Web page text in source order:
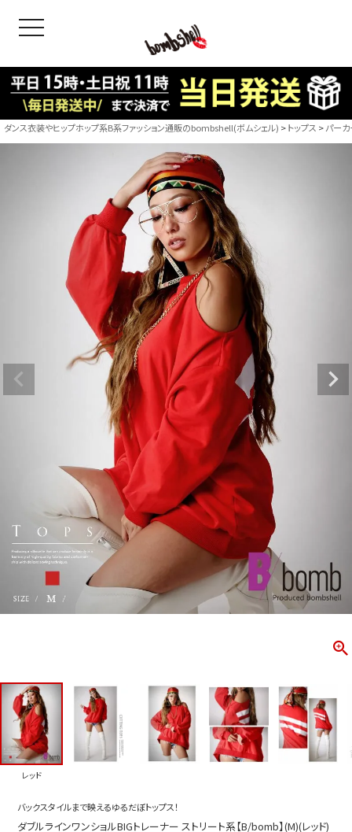
toggle navigation
＝ボムシェル】はダンス衣装専門ブランド。
衣装ならお任せ！オリジナル衣装やダンス衣装のトータル
ィネートのご提案。 ボムシェルならではの最新で斬新な
えをお届け。 撮影で使用してる小物や靴などダンサー必
ーデはイメージしやすく、全てボムシェルでご購入可能。
とは差別化出来るしっかりした衣装のご提案はダンサー
ージ映えを全力で応援してます。
商品一覧
CONTENTS
ス
ス
アップ
B/bomb
【B/
「これど
好き女子
レッスン
PICKUP
新作
トップス
ボトムス
ダンス衣装やヒップホップ系B系ファッション通販のbombshell(ボムシェル) トップス パーカ
レッド
バックスタイルまで映えるゆるだぼトップス！
ダブルラインワンショルBIGトレーナー ストリート系【B/bomb】(M)(レッド)